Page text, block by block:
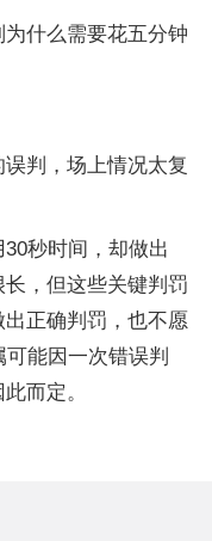
什么需要花五分钟
判，场上情况太复
秒时间，却做出
，但这些关键判罚
正确判罚，也不愿
能因一次错误判
而定。